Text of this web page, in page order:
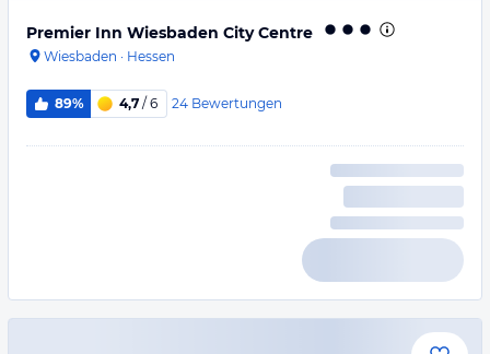
Premier Inn Wiesbaden City Centre
Wiesbaden · Hessen
89% 4,7 / 6 24 Bewertungen